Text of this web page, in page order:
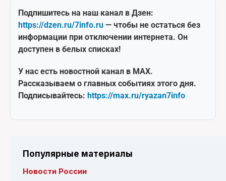
Подпишитесь на наш канал в Дзен:
https://dzen.ru/7info.ru — чтобы не остаться без
информации при отключении интернета. Он
доступен в белых списках!
У нас есть новостной канал в MAX.
Рассказываем о главных событиях этого дня.
Подписывайтесь: https://max.ru/ryazan7info
Популярные материалы
Новости России